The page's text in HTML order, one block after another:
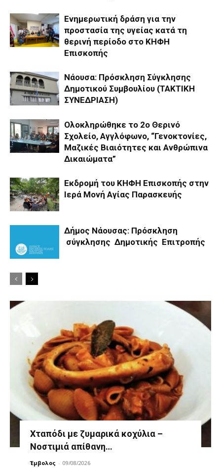
Ενημερωτική δράση για την
προστασία της υγείας κατά τη
θερινή περίοδο στο ΚΗΦΗ
Επισκοπής
Νάουσα: Πρόσκληση Σύγκλησης
Δημοτικού Συμβουλίου (ΤΑΚΤΙΚΗ
ΣΥΝΕΔΡΙΑΣΗ)
Ολοκληρώθηκε το 2ο Θερινό
Σχολείο, Αγγλόφωνο, “Γενοκτονίες,
Μαζικές Βιαιότητες και Ανθρώπινα
Δικαιώματα”
Εκδρομή του ΚΗΦΗ Επισκοπής στην
Ιερά Μονή Αγίας Παρασκευής
Δήμος Νάουσας: Πρόσκληση
σύγκλησης Δημοτικής Επιτροπής
Χταπόδι με ζυμαρικά κοχύλια –
Νοστιμιά απίθανη…
Έμβολος - 09/08/2026